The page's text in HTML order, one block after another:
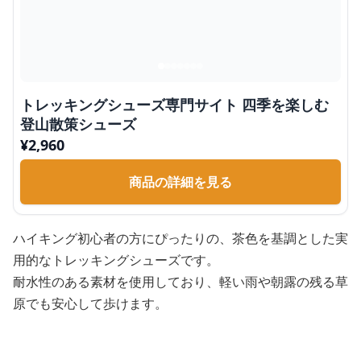
トレッキングシューズ専門サイト 四季を楽しむ
登山散策シューズ
¥2,960
商品の詳細を見る
ハイキング初心者の方にぴったりの、茶色を基調とした実
用的なトレッキングシューズです。
耐水性のある素材を使用しており、軽い雨や朝露の残る草
原でも安心して歩けます。